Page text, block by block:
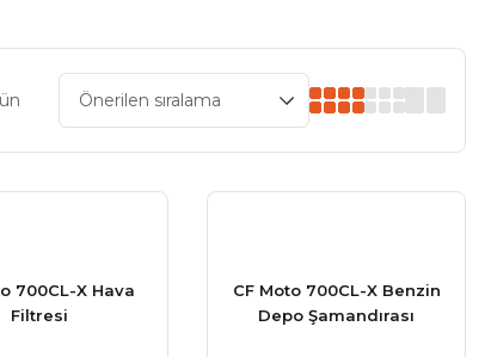
700CL-X Hava
Filtresi
CF Moto 700CL-X Benzin
Depo Şamandırası